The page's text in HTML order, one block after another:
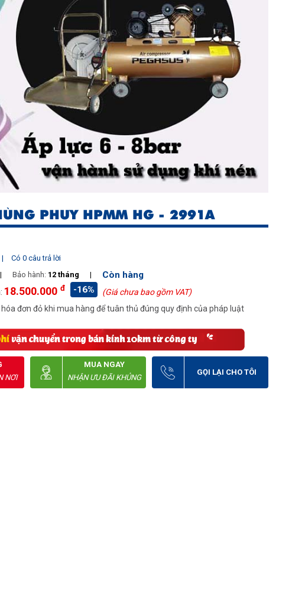
PHUY HPMM HG - 2991A
|
Có 0 câu trả lời
| Bảo hành: 12 tháng | Còn hàng
18.500.000 đ -16%
(Giá chưa bao gồm VAT)
đơn đỏ khi mua hàng để tuân thủ đúng quy định của pháp luật
NƠI
MUA NGAY
NHẬN ƯU ĐÃI KHỦNG
GỌI LẠI CHO TÔI